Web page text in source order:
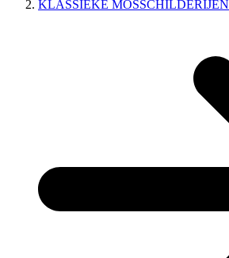
KLASSIEKE MOSSCHILDERIJEN